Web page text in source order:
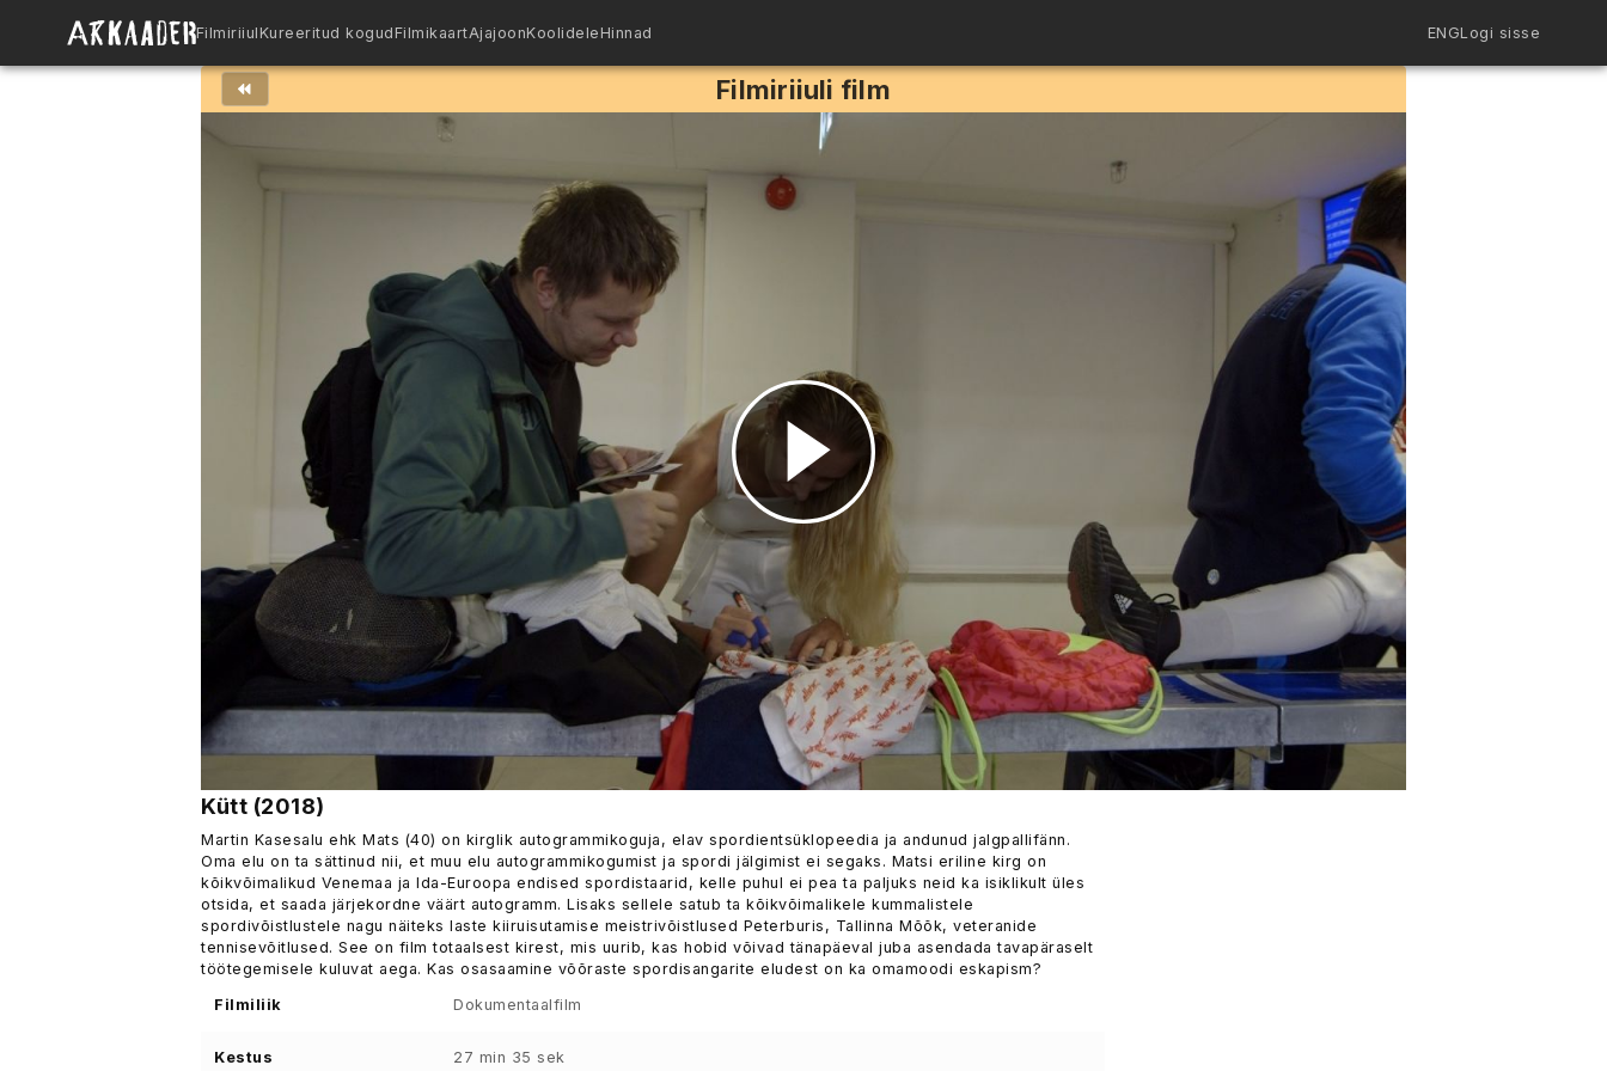
Filmiriiul Kureeritud kogud FilmikaartAjajoonKoolidele Hinnad ENGLogi sisse
Filmiriiuli film
Esita
video
Kütt (2018)
Martin Kasesalu ehk Mats (40) on kirglik autogrammikoguja, elav spordientsüklopeedia ja andunud jalgpallifänn.
Oma elu on ta sättinud nii, et muu elu autogrammikogumist ja spordi jälgimist ei segaks. Matsi eriline kirg on
kõikvõimalikud Venemaa ja Ida-Euroopa endised spordistaarid, kelle puhul ei pea ta paljuks neid ka isiklikult üles
otsida, et saada järjekordne väärt autogramm. Lisaks sellele satub ta kõikvõimalikele kummalistele
spordivõistlustele nagu näiteks laste kiiruisutamise meistrivõistlused Peterburis, Tallinna Mõõk, veteranide
tennisevõitlused. See on film totaalsest kirest, mis uurib, kas hobid võivad tänapäeval juba asendada tavapäraselt
töötegemisele kuluvat aega. Kas osasaamine võõraste spordisangarite eludest on ka omamoodi eskapism?
Filmiliik Dokumentaalfilm
Kestus 27 min 35 sek